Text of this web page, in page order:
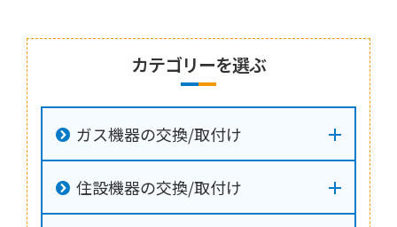
カテゴリーを選ぶ
ガス機器の交換/取付け
住設機器の交換/取付け